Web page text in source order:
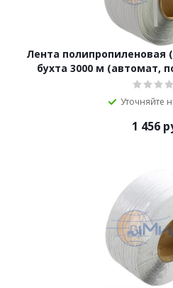
Лента полипропиленовая
бухта 3000 м (автомат,
Уточняйте
1 456